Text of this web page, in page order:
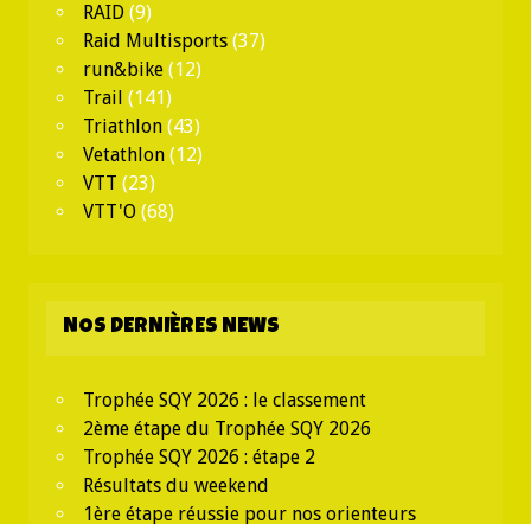
RAID (9)
Raid Multisports (37)
run&bike (12)
Trail (141)
Triathlon (43)
Vetathlon (12)
VTT (23)
VTT'O (68)
NOS DERNIÈRES NEWS
Trophée SQY 2026 : le classement
2ème étape du Trophée SQY 2026
Trophée SQY 2026 : étape 2
Résultats du weekend
1ère étape réussie pour nos orienteurs